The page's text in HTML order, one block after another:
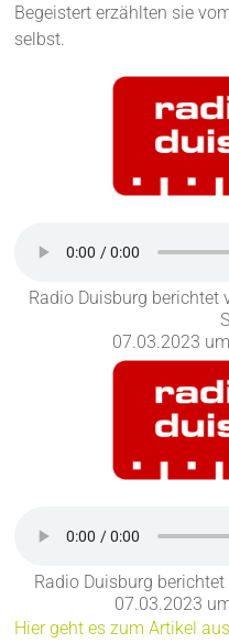
Begeistert erzählten sie
selbst.
Radio Duisburg berichtet
07.03.2023
Radio Duisburg
07.03.2023
Hier geht es zum Artikel